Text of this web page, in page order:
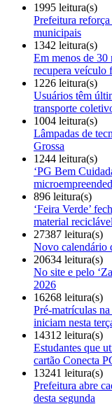
1995 leitura(s)
Prefeitura
municipais
1342 leitura(s)
Em menos de
recupera veículo
1226 leitura(s)
Usuários têm
transporte
1004 leitura(s)
Lâmpadas de
Grossa
1244 leitura(s)
‘PG Bem
896 leitura(s)
‘Feira Verde’
material
27387 leitura(s)
Novo calendário
20634 leitura(s)
No site e pelo
2026
16268 leitura(s)
Pré-matrículas
iniciam nesta
14312 leitura(s)
Estudantes que
cartão Conecta
13241 leitura(s)
Prefeitura abre
desta segunda